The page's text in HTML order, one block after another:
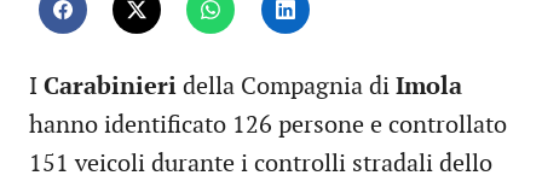
I Carabinieri della Compagnia di Imola
hanno identificato 126 persone e controllato
151 veicoli durante i controlli stradali dello